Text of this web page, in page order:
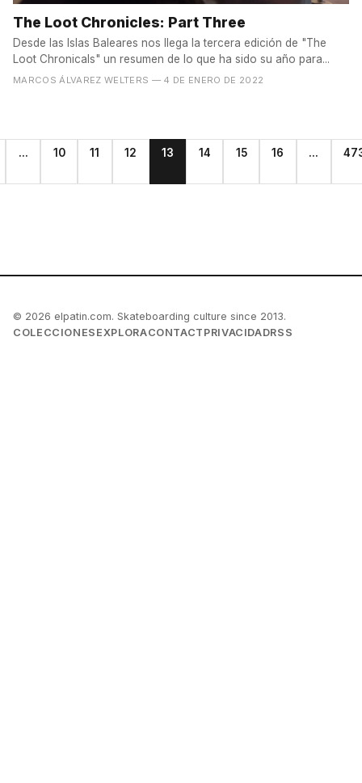
The Loot Chronicles: Part Three
Desde las Islas Baleares nos llega la tercera edición de "The
Loot Chronicals" un resumen de lo que ha sido su año para...
MARCOS ÁLVAREZ WELTERS — 4 DE ENERO DE 2022
... 10 11 12 13 14 15 16 ...
© 2026 elpatin.com. Skateboarding culture since 2013.
COLECCIONES EXPLORACONTACT PRIVACIDADRSS